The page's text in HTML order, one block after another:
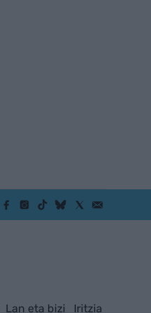
Lan eta bizi Iritzia